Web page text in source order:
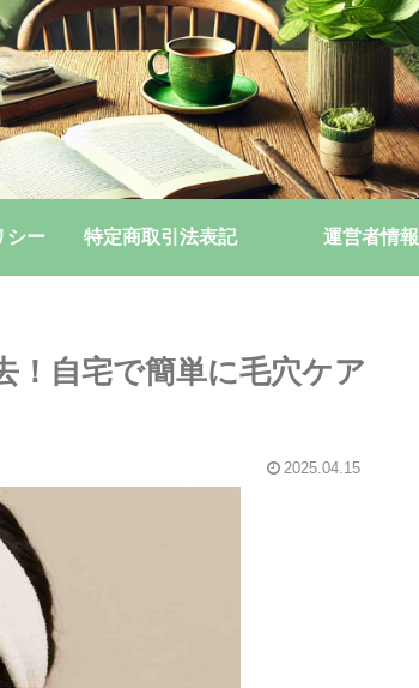
シー 特定商取引法表記 運営者情報
！自宅で簡単に毛穴ケア
2025.04.15